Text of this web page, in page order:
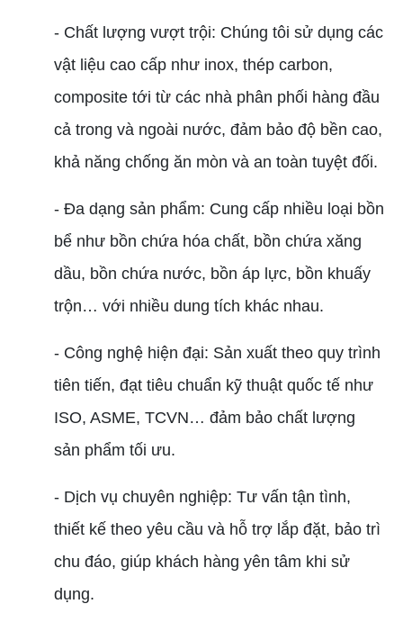
- Chất lượng vượt trội: Chúng tôi sử dụng các
vật liệu cao cấp như inox, thép carbon,
composite tới từ các nhà phân phối hàng đầu
cả trong và ngoài nước, đảm bảo độ bền cao,
khả năng chống ăn mòn và an toàn tuyệt đối.
- Đa dạng sản phẩm: Cung cấp nhiều loại bồn
bể như bồn chứa hóa chất, bồn chứa xăng
dầu, bồn chứa nước, bồn áp lực, bồn khuấy
trộn… với nhiều dung tích khác nhau.
- Công nghệ hiện đại: Sản xuất theo quy trình
tiên tiến, đạt tiêu chuẩn kỹ thuật quốc tế như
ISO, ASME, TCVN… đảm bảo chất lượng
sản phẩm tối ưu.
- Dịch vụ chuyên nghiệp: Tư vấn tận tình,
thiết kế theo yêu cầu và hỗ trợ lắp đặt, bảo trì
chu đáo, giúp khách hàng yên tâm khi sử
dụng.